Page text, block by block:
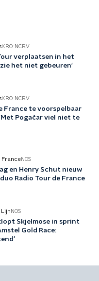
KRO-NCRV
verplaatsen in het
zie het niet gebeuren'
KRO-NCRV
France te voorspelbaar
Pogačar viel niet te
FranceNOS
en Henry Schut nieuw
Radio Tour de France
Lijn NOS
Skjelmose in sprint
Gold Race: